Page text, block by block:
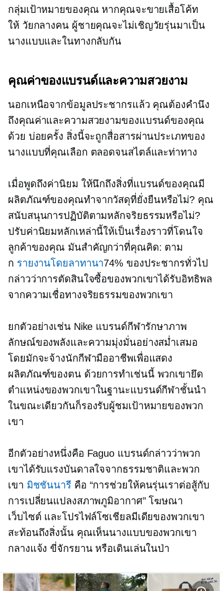
กลุ่มเป้าหมายของคุณ หากคุณจะขายเสื้อโค้ท
ให้ วัยกลางคนผู้ชายคุณจะไม่เชิญวัยรุ่นมาเป็น
นางแบบและในทางกลับกัน
คุณค่าของแบรนด์และความสวยงาม
นอกเหนือจากข้อมูลประชากรแล้ว คุณต้องคำนึง
ถึงคุณค่าและความสวยงามของแบรนด์ของคุณ
ด้วย บ่อยครั้ง สิ่งนี้จะถูกสื่อสารผ่านประเภทของ
นางแบบที่คุณเลือก ตลอดจนสไตล์และท่าทาง
เมื่อพูดถึงค่านิยม ให้นึกถึงสิ่งที่แบรนด์ของคุณมี
ผลิตภัณฑ์ของคุณทำจากวัสดุที่ยั่งยืนหรือไม่? คุณ
สนับสนุนการปฏิบัติตามหลักจริยธรรมหรือไม่?
ปรับค่านิยมหลักเหล่านี้ให้เป็นเรื่องราวที่โดนใจ
ลูกค้าของคุณ มันสำคัญกว่าที่คุณคิด: ตาม
ก รายงานโดยลาทานา74% ของประชากรทั่วไป
กล่าวว่าการตัดสินใจซื้อของพวกเขาได้รับอิทธิพล
จากความเชื่อทางจริยธรรมของพวกเขา
ยกตัวอย่างเช่น Nike แบรนด์กีฬารักษาภาพ
ลักษณ์ของพลังและความมุ่งมั่นอย่างสม่ำเสมอ
โดยมักจะจ้างนักกีฬามืออาชีพเพื่อแสดง
ผลิตภัณฑ์ของตน ด้วยการทำเช่นนี้ พวกเขายึด
ตำแหน่งของพวกเขาในฐานะแบรนด์กีฬาชั้นนำ
ในขณะเดียวกันก็รองรับผู้ชมเป้าหมายของพวก
เขา
อีกตัวอย่างหนึ่งคือ Faguo แบรนด์กล่าวว่าพวก
เขาได้รับแรงบันดาลใจจากธรรมชาติและพวก
เขา มิชชันนารี คือ “การช่วยให้คนรุ่นเราต่อสู้กับ
การเปลี่ยนแปลงสภาพภูมิอากาศ” โฆษณา
เว็บไซต์ และโปรไฟล์โซเชียลมีเดียของพวกเขา
สะท้อนถึงสิ่งนั้น คุณเห็นนางแบบของพวกเขา
กลางแจ้ง ขี่จักรยาน หรือเดินเล่นในป่า